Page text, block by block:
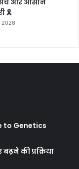
🎗️
2026
to Genetics
की प्रक्रिया